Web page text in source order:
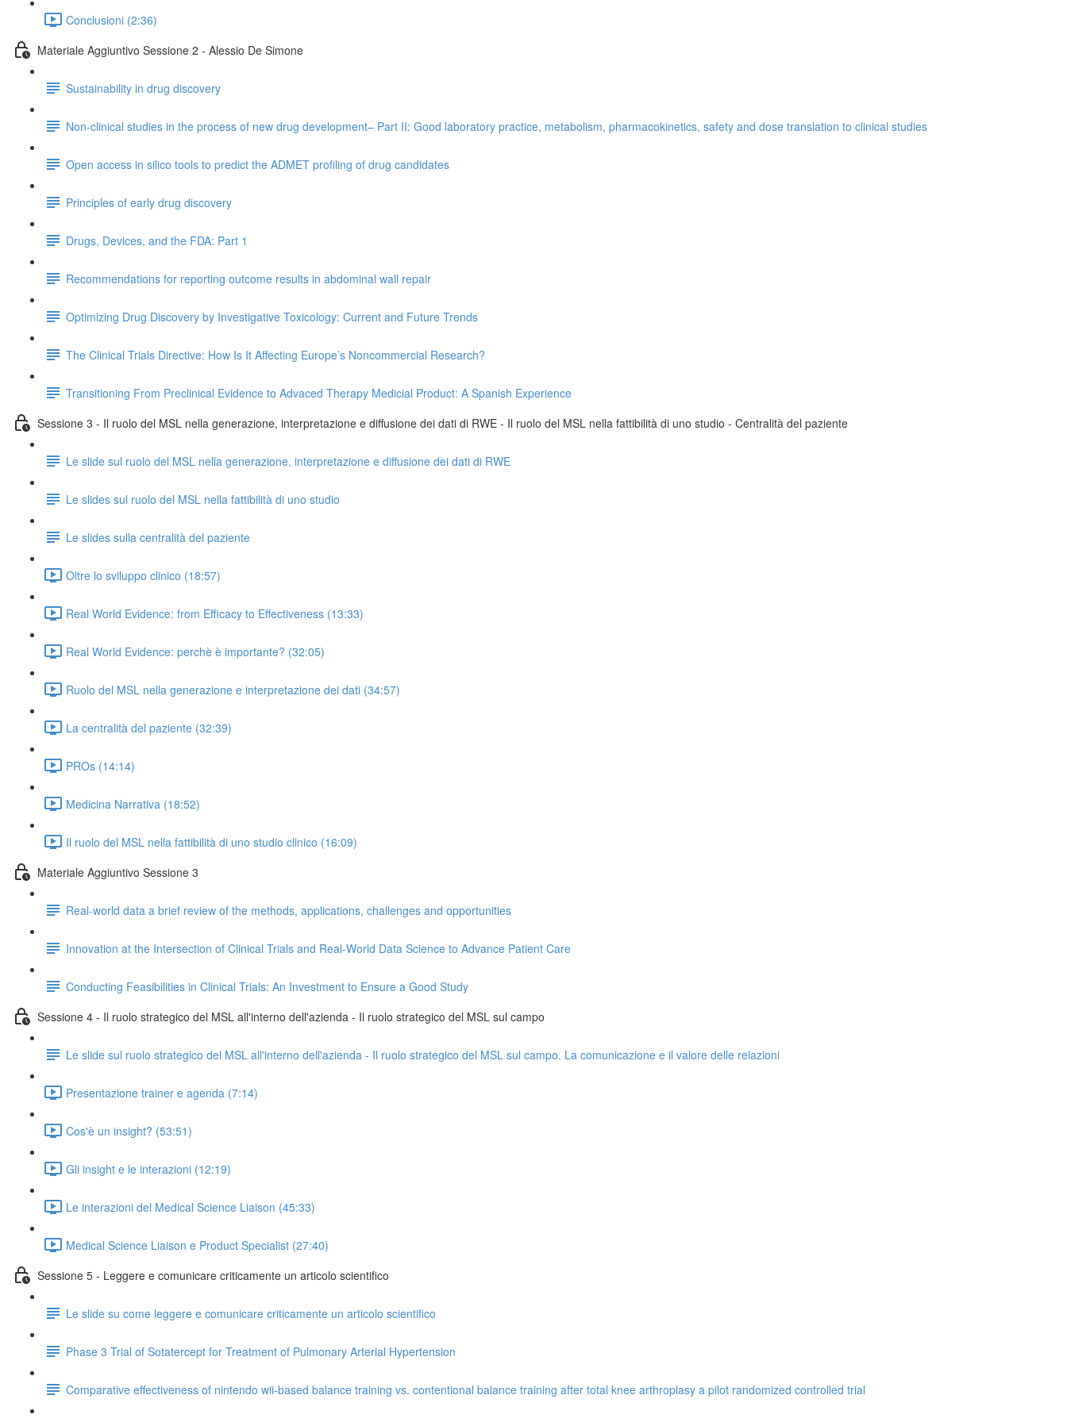
Conclusioni (2:36)
Materiale Aggiuntivo Sessione 2 - Alessio De Simone
Sustainability in drug discovery
Non-clinical studies in the process of new drug development– Part II: Good laboratory practice, metabolism, pharmacokinetics, safety and dose translation to clinical studies
Open access in silico tools to predict the ADMET profiling of drug candidates
Principles of early drug discovery
Drugs, Devices, and the FDA: Part 1
Recommendations for reporting outcome results in abdominal wall repair
Optimizing Drug Discovery by Investigative Toxicology: Current and Future Trends
The Clinical Trials Directive: How Is It Affecting Europe’s Noncommercial Research?
Transitioning From Preclinical Evidence to Advaced Therapy Medicial Product: A Spanish Experience
Sessione 3 - Il ruolo del MSL nella generazione, interpretazione e diffusione dei dati di RWE - Il ruolo del MSL nella fattibilità di uno studio - Centralità del paziente
Le slide sul ruolo del MSL nella generazione, interpretazione e diffusione dei dati di RWE
Le slides sul ruolo del MSL nella fattibilità di uno studio
Le slides sulla centralità del paziente
Oltre lo sviluppo clinico (18:57)
Real World Evidence: from Efficacy to Effectiveness (13:33)
Real World Evidence: perchè è importante? (32:05)
Ruolo del MSL nella generazione e interpretazione dei dati (34:57)
La centralità del paziente (32:39)
PROs (14:14)
Medicina Narrativa (18:52)
Il ruolo del MSL nella fattibilità di uno studio clinico (16:09)
Materiale Aggiuntivo Sessione 3
Real-world data a brief review of the methods, applications, challenges and opportunities
Innovation at the Intersection of Clinical Trials and Real-World Data Science to Advance Patient Care
Conducting Feasibilities in Clinical Trials: An Investment to Ensure a Good Study
Sessione 4 - Il ruolo strategico del MSL all'interno dell'azienda - Il ruolo strategico del MSL sul campo
Le slide sul ruolo strategico del MSL all'interno dell'azienda - Il ruolo strategico del MSL sul campo. La comunicazione e il valore delle relazioni
Presentazione trainer e agenda (7:14)
Cos'è un insight? (53:51)
Gli insight e le interazioni (12:19)
Le interazioni del Medical Science Liaison (45:33)
Medical Science Liaison e Product Specialist (27:40)
Sessione 5 - Leggere e comunicare criticamente un articolo scientifico
Le slide su come leggere e comunicare criticamente un articolo scientifico
Phase 3 Trial of Sotatercept for Treatment of Pulmonary Arterial Hypertension
Comparative effectiveness of nintendo wii-based balance training vs. contentional balance training after total knee arthroplasy a pilot randomized controlled trial